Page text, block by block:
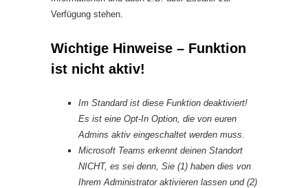
Verfügung stehen.
Wichtige Hinweise – Funktion
ist nicht aktiv!
Im Standard ist diese Funktion deaktiviert!
Es ist eine Opt-In Option, die von euren
Admins aktiv eingeschaltet werden muss.
Microsoft Teams erkennt deinen Standort
NICHT, es sei denn, Sie (1) haben dies von
Ihrem Administrator aktivieren lassen und (2)